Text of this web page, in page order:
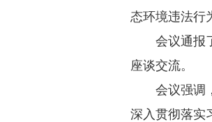
态环境违法行
会议通报了
座谈交流。
会议强调，
深入贯彻落实